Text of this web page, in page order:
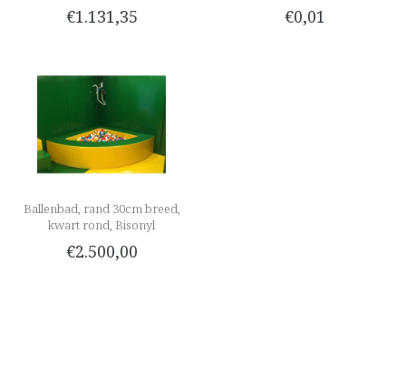
€1.131,35 €0,01
Ballenbad, rand 30cm breed,
kwart rond, Bisonyl
€2.500,00